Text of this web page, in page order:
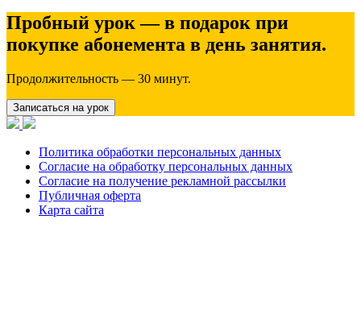
Пробный урок — в подарок при
покупке абонемента в день занятия.
Продолжительность — 30 минут.
Записаться на урок
Политика обработки персональных данных
Согласие на обработку персональных данных
Согласие на получение рекламной рассылки
Публичная оферта
Карта сайта